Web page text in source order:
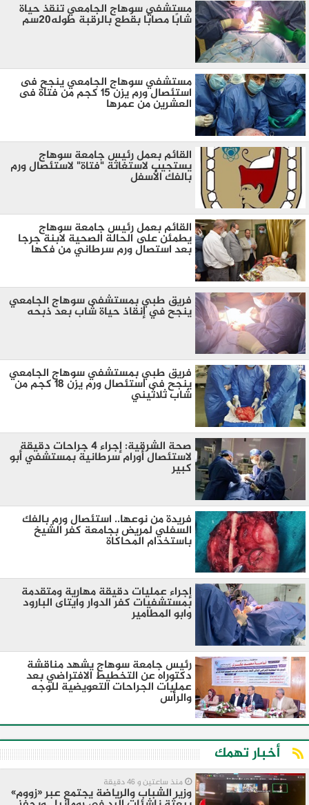
مستشفي سوهاج الجامعي تنقذ حياة
شابًا مصابًا بقطع بالرقبة طوله٢٠سم
مستشفي سوهاج الجامعي ينجح فى
استئصال ورم يزن 15 كجم من فتاة فى
العشرين من عمرها
القائم بعمل رئيس جامعة سوهاج
يستجيب لاستغاثة "فتاة" لاستئصال ورم
بالفك الأسفل
القائم بعمل رئيس جامعة سوهاج
يطمئن على الحالة الصحية لابنة جرجا
بعد استصال ورم سرطاني من فكها
فريق طبي بمستشفى سوهاج الجامعي
ينجح في إنقاذ حياة شاب بعد ذبحه
فريق طبي بمستشفي سوهاج الجامعي
ينجح فى استئصال ورم يزن 18 كجم من
شاب ثلاثيني
صحة الشرقية: إجراء ٤ جراحات دقيقة
لاستئصال أورام سرطانية بمستشفي أبو
كبير
فريدة من نوعها.. استئصال ورم بالفك
السفلي لمريض بجامعة كفر الشيخ
باستخدام المحاكاة
إجراء عمليات دقيقة مهارية ومتقدمة
بمستشفيات كفر الدوار وايتاى البارود
وابو المطامير
رئيس جامعة سوهاج يشهد مناقشة
دكتوراه عن التخطيط الافتراضي بعد
عمليات الجراحات التعويضية للوجه
والرأس
أخبار تهمك
منذ ساعتين و 46 دقيقة
وزير الشباب والرياضة يجتمع عبر «زووم»